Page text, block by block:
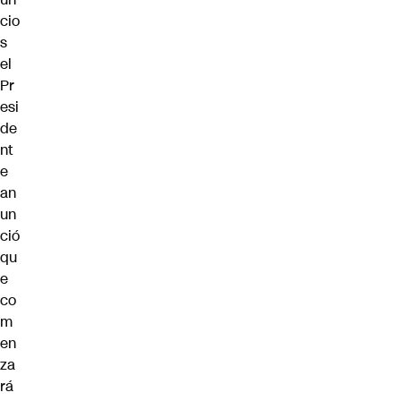
cio
s
el
Pr
esi
de
nt
e
an
un
ció
qu
e
co
m
en
za
rá